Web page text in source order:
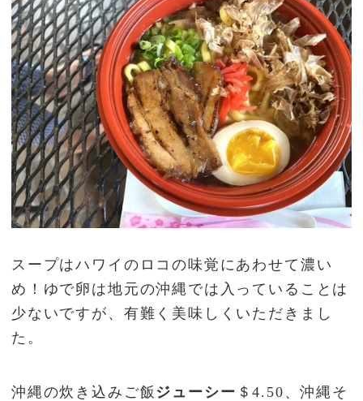
スープはハワイのロコの味覚にあわせて濃い
め！ゆで卵は地元の沖縄では入っていることは
少ないですが、有難く美味しくいただきまし
た。
沖縄の炊き込みご飯 ジューシー ＄4.50、沖縄そ